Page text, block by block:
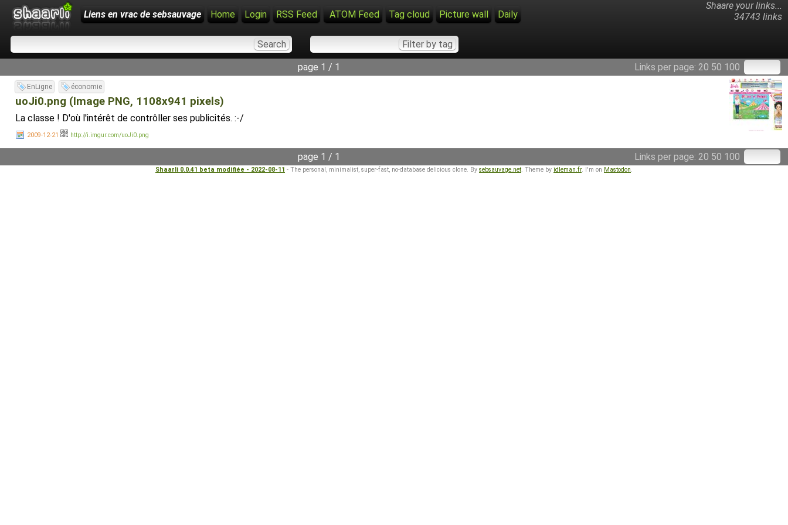
Shaare your links...
34743 links
Liens en vrac de sebsauvage Home Login RSS Feed ATOM Feed Tag cloud Picture wall Daily
Links per page: 20 50 100
page 1 / 1
EnLigne économie
uoJi0.png (Image PNG, 1108x941 pixels)
La classe ! D'où l'intérêt de contrôller ses publicités. :-/
2009-12-21 http://i.imgur.com/uoJi0.png
Links per page: 20 50 100
page 1 / 1
Shaarli 0.0.41 beta modifiée - 2022-08-11 - The personal, minimalist, super-fast, no-database delicious clone. By sebsauvage.net. Theme by idleman.fr. I'm on Mastodon.